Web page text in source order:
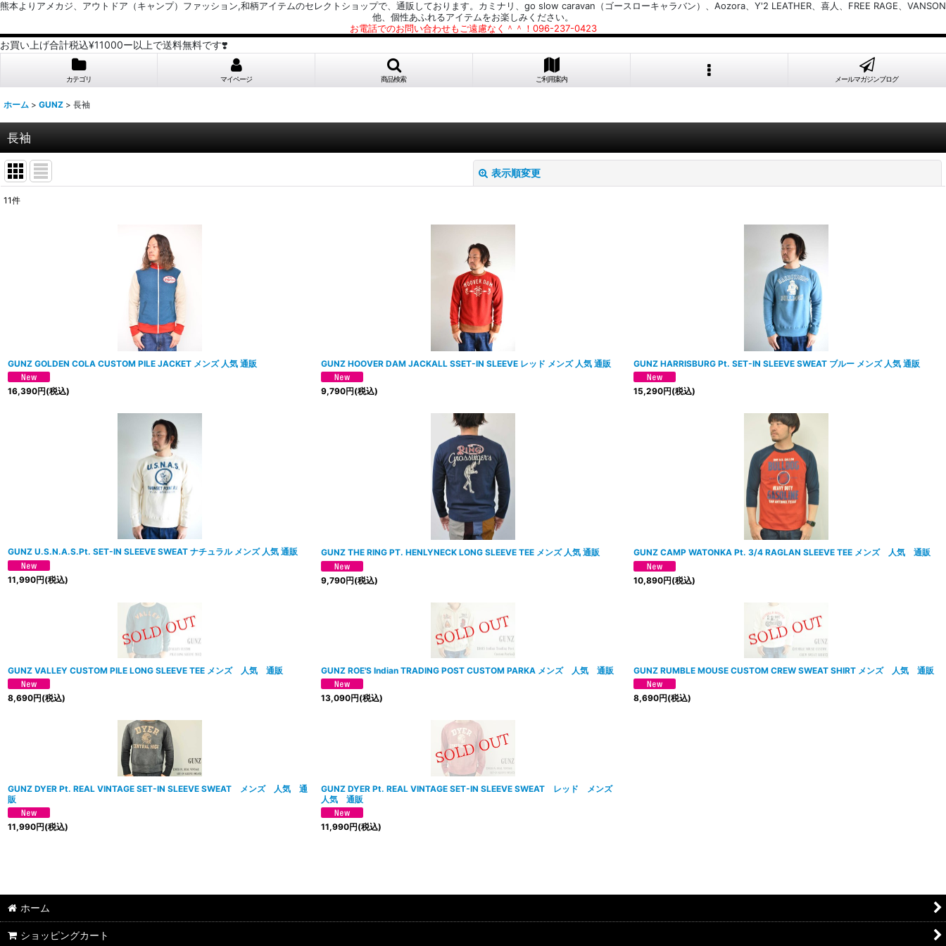
熊本よりアメカジ、アウトドア（キャンプ）ファッション,和柄アイテムのセレクトショップで、通販しております。カミナリ、go slow caravan（ゴースローキャラバン）、Aozora、Y'2 LEATHER、喜人、FREE RAGE、VANSON
他、個性あふれるアイテムをお楽しみください。
お電話でのお問い合わせもご遠慮なく＾＾！096-237-0423
お買い上げ合計税込¥11000ー以上で送料無料です❣️
カテゴリ マイページ 商品検索 ご利用案内 メールマガジンブログ
ホーム > GUNZ > 長袖
長袖
表示順変更
絞り込む
11件
GUNZ GOLDEN COLA CUSTOM PILE JACKET メンズ 人気 通販
16,390円(税込)
GUNZ HOOVER DAM JACKALL SSET-IN SLEEVE レッド メンズ 人気 通販
9,790円(税込)
GUNZ HARRISBURG Pt. SET-IN SLEEVE SWEAT ブルー メンズ 人気 通販
15,290円(税込)
GUNZ U.S.N.A.S.Pt. SET-IN SLEEVE SWEAT ナチュラル メンズ 人気 通販
11,990円(税込)
GUNZ THE RING PT. HENLYNECK LONG SLEEVE TEE メンズ 人気 通販
9,790円(税込)
GUNZ CAMP WATONKA Pt. 3/4 RAGLAN SLEEVE TEE メンズ 人気 通販
10,890円(税込)
GUNZ VALLEY CUSTOM PILE LONG SLEEVE TEE メンズ 人気 通販
8,690円(税込)
GUNZ ROE'S Indian TRADING POST CUSTOM PARKA メンズ 人気 通販
13,090円(税込)
GUNZ RUMBLE MOUSE CUSTOM CREW SWEAT SHIRT メンズ 人気 通販
8,690円(税込)
GUNZ DYER Pt. REAL VINTAGE SET-IN SLEEVE SWEAT メンズ 人気 通
販
11,990円(税込)
GUNZ DYER Pt. REAL VINTAGE SET-IN SLEEVE SWEAT レッド メンズ
人気 通販
11,990円(税込)
ホーム
ショッピングカート